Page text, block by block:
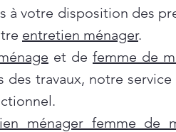
à votre disposition des
entretien ménager.
et de femme de
travaux, notre service
ménager femme de